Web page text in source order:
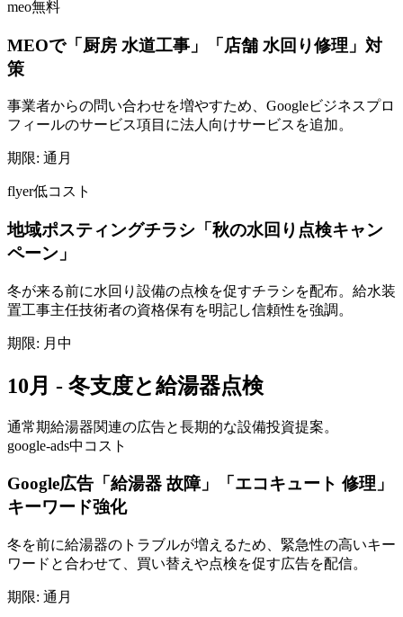
meo無料
MEOで「厨房 水道工事」「店舗 水回り修理」対
策
事業者からの問い合わせを増やすため、Googleビジネスプロ
フィールのサービス項目に法人向けサービスを追加。
期限: 通月
flyer低コスト
地域ポスティングチラシ「秋の水回り点検キャン
ペーン」
冬が来る前に水回り設備の点検を促すチラシを配布。給水装
置工事主任技術者の資格保有を明記し信頼性を強調。
期限: 月中
10月 - 冬支度と給湯器点検
通常期給湯器関連の広告と長期的な設備投資提案。
google-ads中コスト
Google広告「給湯器 故障」「エコキュート 修理」
キーワード強化
冬を前に給湯器のトラブルが増えるため、緊急性の高いキー
ワードと合わせて、買い替えや点検を促す広告を配信。
期限: 通月